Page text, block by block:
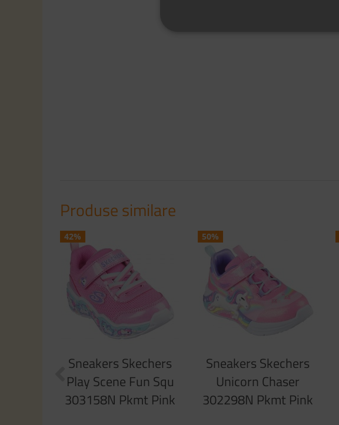
Produse similare
42%
Sneakers Skechers
Play Scene Fun Squ
303158N Pkmt Pink
50%
Sneakers Skechers
Unicorn Chaser
302298N Pkmt Pink